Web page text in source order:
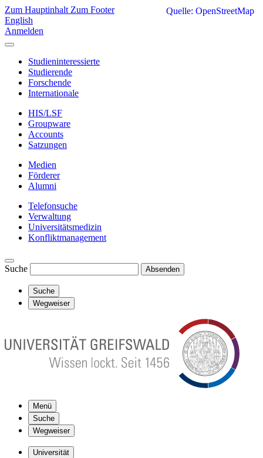
Zum Hauptinhalt Zum Footer
English
Anmelden
Studieninteressierte
Studierende
Forschende
Internationale
HIS/LSF
Groupware
Accounts
Satzungen
Medien
Förderer
Alumni
Telefonsuche
Verwaltung
Universitätsmedizin
Konfliktmanagement
Suche Absenden
Suche
Wegweiser
Menü
Suche
Wegweiser
Universität
Quelle: OpenStreetMap